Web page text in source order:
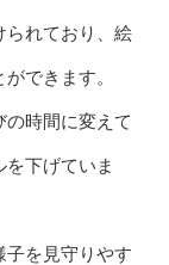
られており、絵
できます。
の時間に変えて
下げていま
子を見守りやす